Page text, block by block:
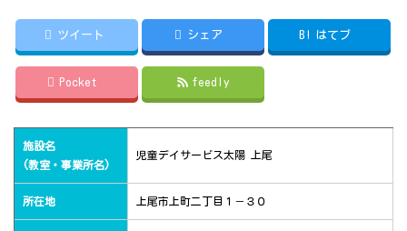
ツイート シェア B! はてブ
Pocket feedly
施設名
(教室・事業所名)
児童デイサービス太陽 上尾
所在地 上尾市上町二丁目１－３０